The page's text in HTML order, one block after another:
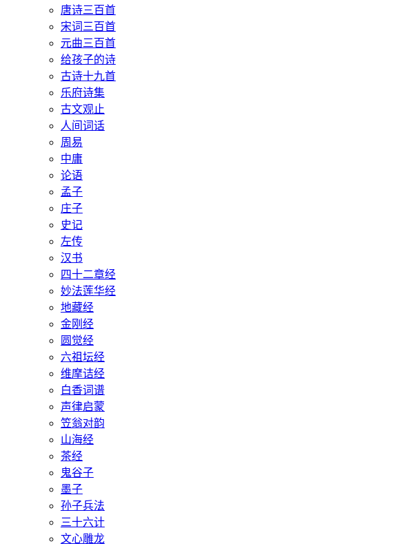
唐诗三百首
宋词三百首
元曲三百首
给孩子的诗
古诗十九首
乐府诗集
古文观止
人间词话
周易
中庸
论语
孟子
庄子
史记
左传
汉书
四十二章经
妙法莲华经
地藏经
金刚经
圆觉经
六祖坛经
维摩诘经
白香词谱
声律启蒙
笠翁对韵
山海经
茶经
鬼谷子
墨子
孙子兵法
三十六计
文心雕龙